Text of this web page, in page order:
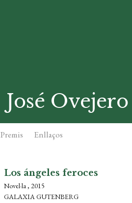
José Ovejero
Premis Enllaços
Los ángeles feroces
Novel·la , 2015
GALAXIA GUTENBERG